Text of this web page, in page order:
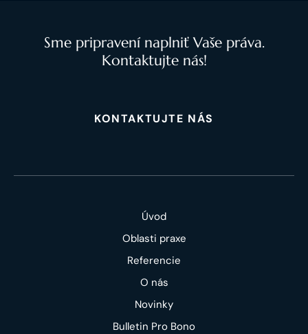
Sme pripravení naplniť Vaše práva.
Kontaktujte nás!
KONTAKTUJTE NÁS
Úvod
Oblasti praxe
Referencie
O nás
Novinky
Bulletin Pro Bono